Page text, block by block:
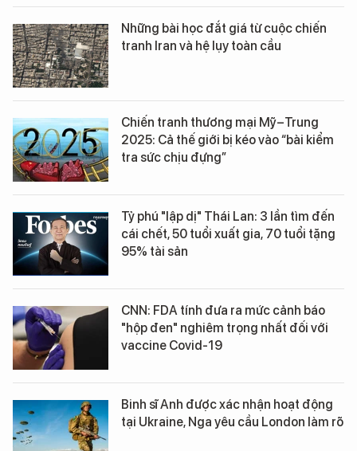
Những bài học đắt giá từ cuộc chiến
tranh Iran và hệ lụy toàn cầu
Chiến tranh thương mại Mỹ–Trung
2025: Cả thế giới bị kéo vào “bài kiểm
tra sức chịu đựng”
Tỷ phú "lập dị" Thái Lan: 3 lần tìm đến
cái chết, 50 tuổi xuất gia, 70 tuổi tặng
95% tài sản
CNN: FDA tính đưa ra mức cảnh báo
"hộp đen" nghiêm trọng nhất đối với
vaccine Covid-19
Binh sĩ Anh được xác nhận hoạt động
tại Ukraine, Nga yêu cầu London làm rõ